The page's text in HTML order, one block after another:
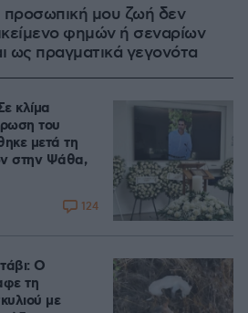
προσωπική μου ζωή δεν
φημών ή σεναρίων
ως πραγματικά γεγονότα
κλίμα
του
μετά τη
στην Ψάθα,
124
Ο
τη
με